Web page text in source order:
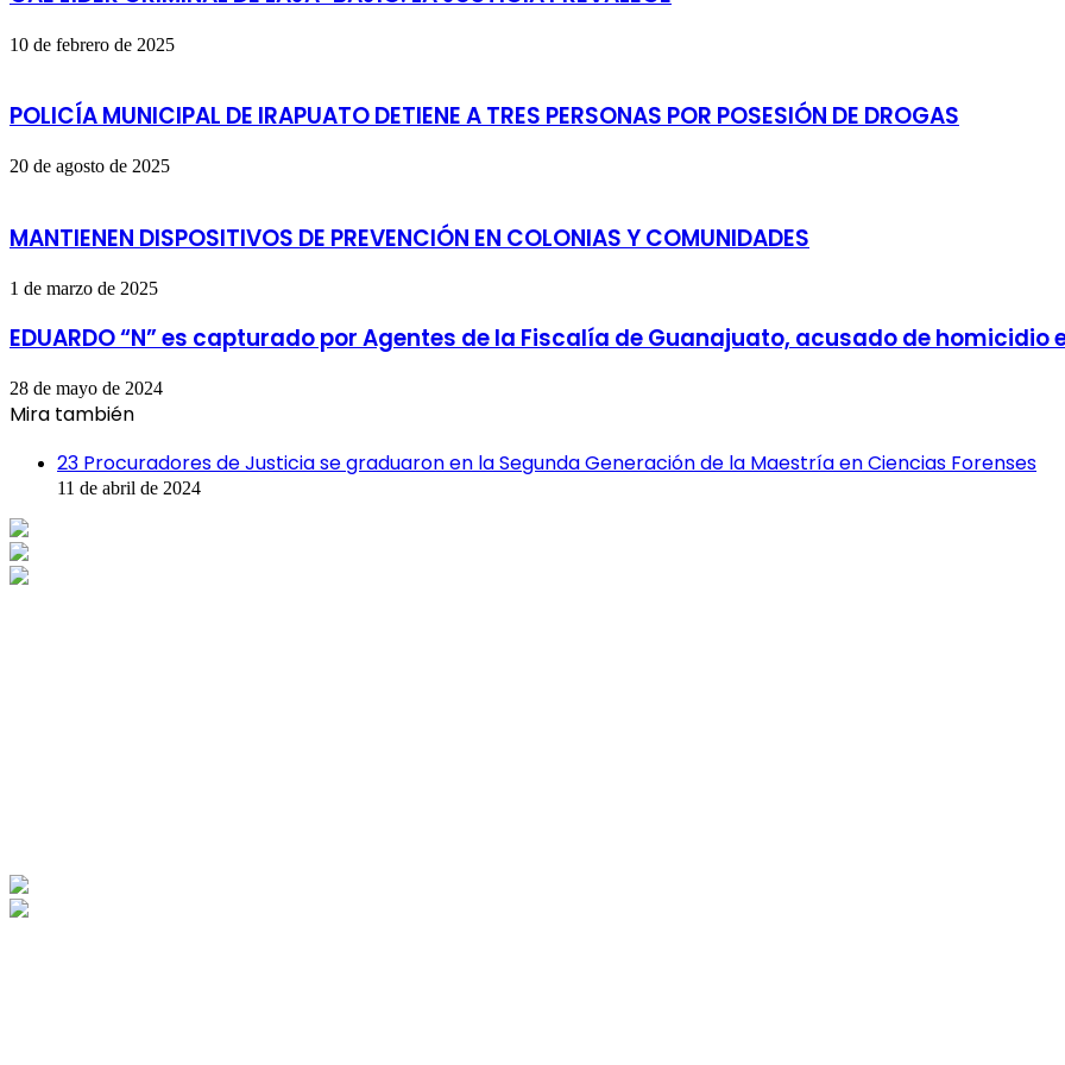
10 de febrero de 2025
POLICÍA MUNICIPAL DE IRAPUATO DETIENE A TRES PERSONAS POR POSESIÓN DE DROGAS
20 de agosto de 2025
MANTIENEN DISPOSITIVOS DE PREVENCIÓN EN COLONIAS Y COMUNIDADES
1 de marzo de 2025
EDUARDO “N” es capturado por Agentes de la Fiscalía de Guanajuato, acusado de homicidio
28 de mayo de 2024
Mira también
23 Procuradores de Justicia se graduaron en la Segunda Generación de la Maestría en Ciencias Forenses
11 de abril de 2024